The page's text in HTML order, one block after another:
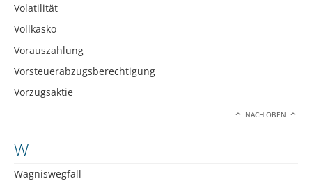
Volatilität
Vollkasko
Vorauszahlung
Vorsteuerabzugsberechtigung
Vorzugsaktie
NACH OBEN
W
Wagniswegfall